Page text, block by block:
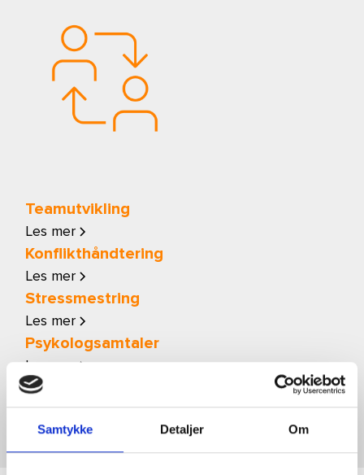
Samtykke Detaljer Om
Teamutvikling
Les mer
Konflikthåndtering
Les mer
Stressmestring
Les mer
Psykologsamtaler
Les mer